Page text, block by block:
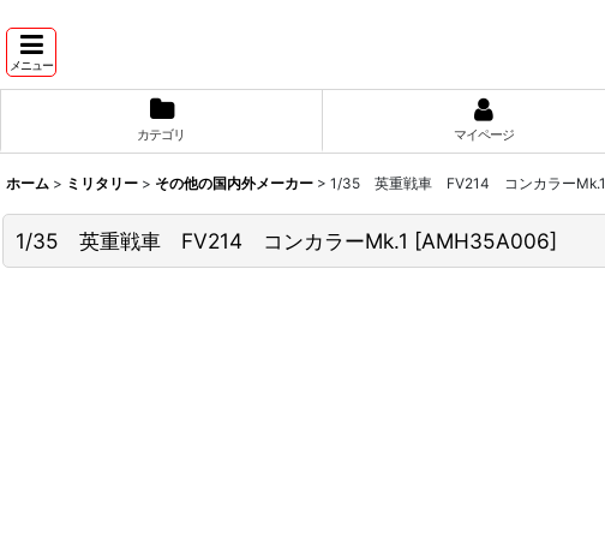
メニュー
カテゴリ マイページ
ホーム > ミリタリー > その他の国内外メーカー > 1/35 英重戦車 FV214 コンカラーMk.1
1/35 英重戦車 FV214 コンカラーMk.1 [AMH35A006]